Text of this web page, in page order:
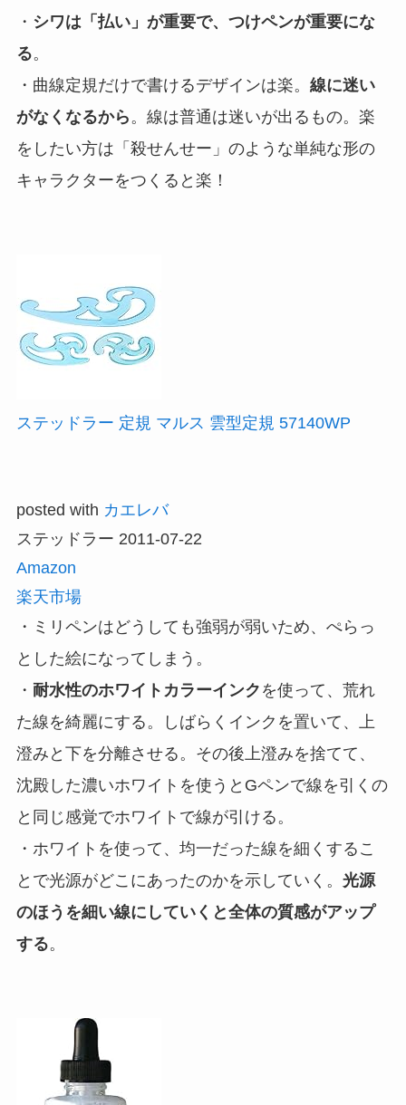
・ シワは「払い」が重要で、つけペンが重要にな
る。
・曲線定規だけで書けるデザインは楽。 線に迷い
がなくなるから。線は普通は迷いが出るもの。楽
をしたい方は「殺せんせー」のような単純な形の
キャラクターをつくると楽！
ステッドラー 定規 マルス 雲型定規 57140WP
posted with カエレバ
ステッドラー 2011-07-22
Amazon
楽天市場
・ミリペンはどうしても強弱が弱いため、ぺらっ
とした絵になってしまう。
・ 耐水性のホワイトカラーインク を使って、荒れ
た線を綺麗にする。しばらくインクを置いて、上
澄みと下を分離させる。その後上澄みを捨てて、
沈殿した濃いホワイトを使うとGペンで線を引くの
と同じ感覚でホワイトで線が引ける。
・ホワイトを使って、均一だった線を細くするこ
とで光源がどこにあったのかを示していく。 光源
のほうを細い線にしていくと全体の質感がアップ
する。